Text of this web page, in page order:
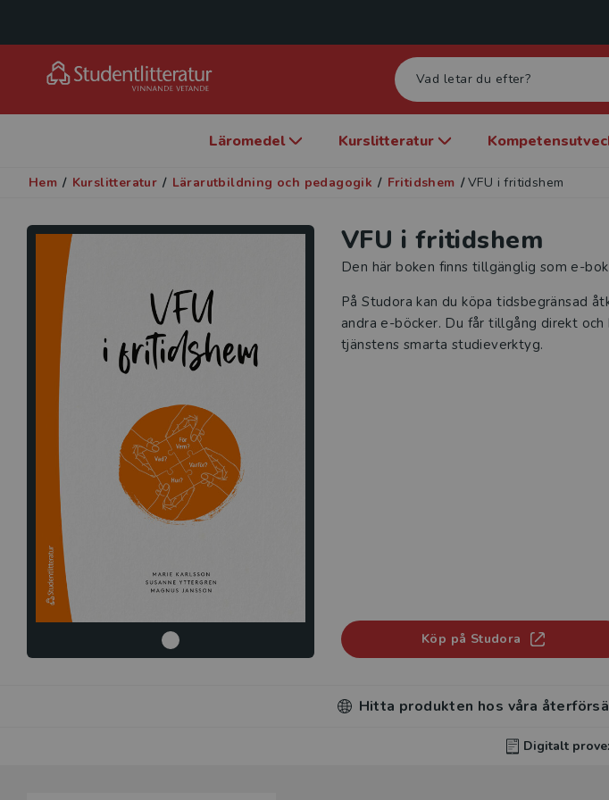
Läromedel Kurslitteratur
Hem / Kurslitteratur / Lärarutbildning och pedagogik / Fritidshem / VFU i fritidshem
VFU i fritidshem
Den här boken finns tillgänglig som e-
På Studora kan du köpa tidsbegränsad
andra e-böcker. Du får tillgång direkt
tjänstens smarta studieverktyg.
Köp på Studora
Hitta produkten hos våra
Digitalt